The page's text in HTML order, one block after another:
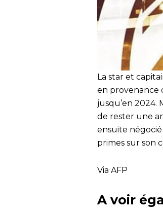
La star et
en provenance
jusqu’en 2024.
de rester une
ensuite
primes sur son
Via AFP
A voir